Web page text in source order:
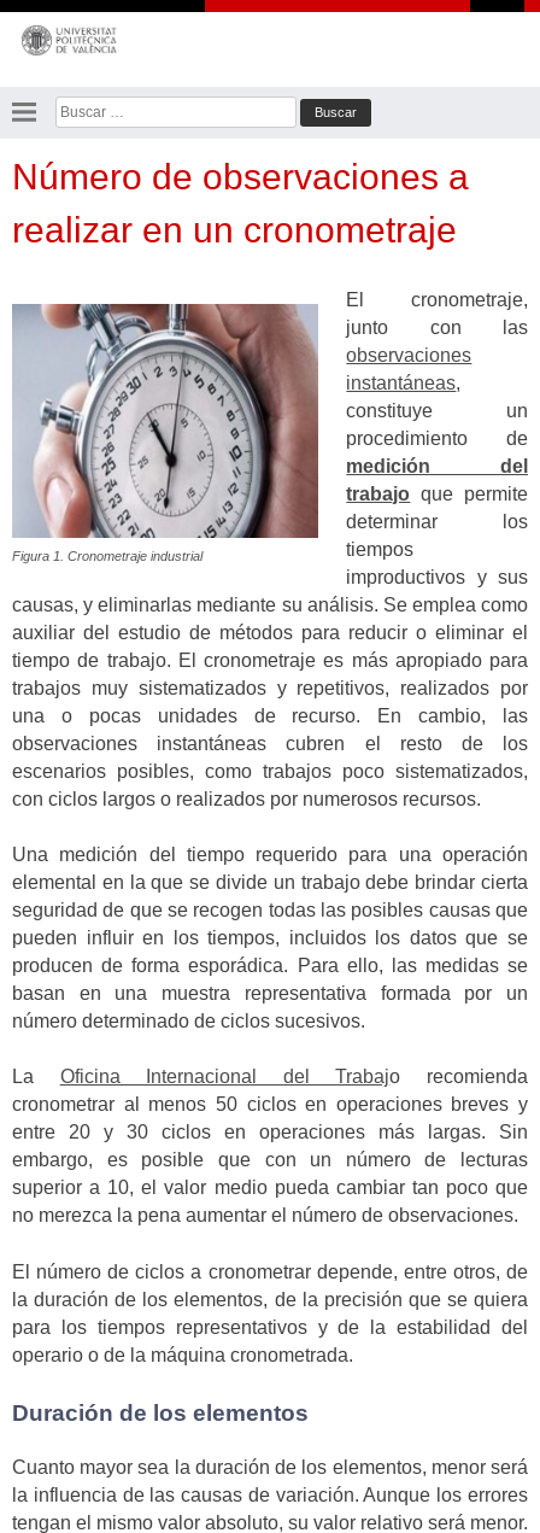
Saltar
contenido
Buscar:
Número de observaciones a
realizar en un cronometraje
Figura 1. Cronometraje industrial
El cronometraje,
junto con las
observaciones
instantáneas,
constituye un
procedimiento de
medición del
trabajo que permite
determinar los
tiempos
improductivos y sus
causas, y eliminarlas mediante su análisis. Se emplea como
auxiliar del estudio de métodos para reducir o eliminar el
tiempo de trabajo. El cronometraje es más apropiado para
trabajos muy sistematizados y repetitivos, realizados por
una o pocas unidades de recurso. En cambio, las
observaciones instantáneas cubren el resto de los
escenarios posibles, como trabajos poco sistematizados,
con ciclos largos o realizados por numerosos recursos.
Una medición del tiempo requerido para una operación
elemental en la que se divide un trabajo debe brindar cierta
seguridad de que se recogen todas las posibles causas que
pueden influir en los tiempos, incluidos los datos que se
producen de forma esporádica. Para ello, las medidas se
basan en una muestra representativa formada por un
número determinado de ciclos sucesivos.
La Oficina Internacional del Trabajo recomienda
cronometrar al menos 50 ciclos en operaciones breves y
entre 20 y 30 ciclos en operaciones más largas. Sin
embargo, es posible que con un número de lecturas
superior a 10, el valor medio pueda cambiar tan poco que
no merezca la pena aumentar el número de observaciones.
El número de ciclos a cronometrar depende, entre otros, de
la duración de los elementos, de la precisión que se quiera
para los tiempos representativos y de la estabilidad del
operario o de la máquina cronometrada.
Duración de los elementos
Cuanto mayor sea la duración de los elementos, menor será
la influencia de las causas de variación. Aunque los errores
tengan el mismo valor absoluto, su valor relativo será menor.